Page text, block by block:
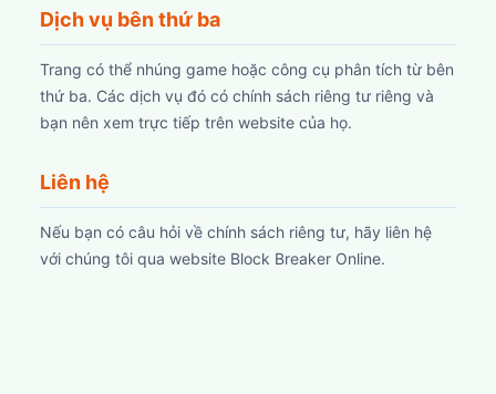
Dịch vụ bên thứ ba
Trang có thể nhúng game hoặc công cụ phân tích từ bên
thứ ba. Các dịch vụ đó có chính sách riêng tư riêng và
bạn nên xem trực tiếp trên website của họ.
Liên hệ
Nếu bạn có câu hỏi về chính sách riêng tư, hãy liên hệ
với chúng tôi qua website Block Breaker Online.